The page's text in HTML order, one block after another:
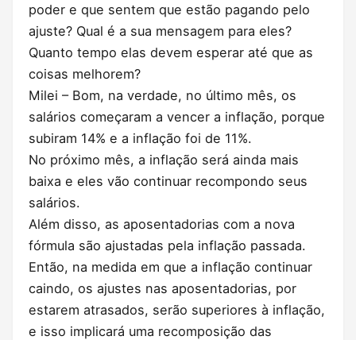
poder e que sentem que estão pagando pelo
ajuste? Qual é a sua mensagem para eles?
Quanto tempo elas devem esperar até que as
coisas melhorem?
Milei – Bom, na verdade, no último mês, os
salários começaram a vencer a inflação, porque
subiram 14% e a inflação foi de 11%.
No próximo mês, a inflação será ainda mais
baixa e eles vão continuar recompondo seus
salários.
Além disso, as aposentadorias com a nova
fórmula são ajustadas pela inflação passada.
Então, na medida em que a inflação continuar
caindo, os ajustes nas aposentadorias, por
estarem atrasados, serão superiores à inflação,
e isso implicará uma recomposição das